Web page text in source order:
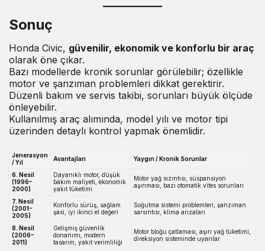
Sonuç
Honda Civic, güvenilir, ekonomik ve konforlu bir araç
olarak öne çıkar.
Bazı modellerde kronik sorunlar görülebilir; özellikle
motor ve şanzıman problemleri dikkat gerektirir.
Düzenli bakım ve servis takibi, sorunları büyük ölçüde
önleyebilir.
Kullanılmış araç alımında, model yılı ve motor tipi
üzerinden detaylı kontrol yapmak önemlidir.
Jenerasyon
/ Yıl
Avantajları Yaygın / Kronik Sorunlar
6. Nesil
(1996–
2000)
Dayanıklı motor, düşük
bakım maliyeti, ekonomik
yakıt tüketimi
Motor yağ sızıntısı, süspansiyon
aşınması, bazı otomatik vites sorunları
7. Nesil
(2001–
2005)
Konforlu sürüş, sağlam
şasi, iyi ikinci el değeri
Soğutma sistemi problemleri, şanzıman
sarsıntısı, klima arızaları
8. Nesil
(2006–
2011)
Gelişmiş güvenlik
donanımı, modern
tasarım, yakıt verimliliği
Motor bloğu çatlaması, aşırı yağ tüketimi,
direksiyon sisteminde uyarılar